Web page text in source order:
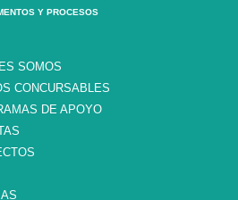
Y PROCESOS
SOMOS
CONCURSABLES
DE APOYO